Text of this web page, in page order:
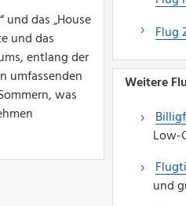
das „House
und das
entlang der
umfassenden
was
Flug
Weitere
Low-
und